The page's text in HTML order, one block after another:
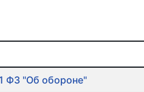
ФЗ "Об обороне"